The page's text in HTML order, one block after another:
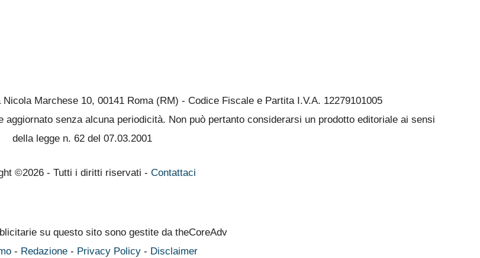
Marchese 10, 00141 Roma (RM) - Codice Fiscale e Partita I.V.A. 12279101005
senza alcuna periodicità. Non può pertanto considerarsi un prodotto editoriale ai sensi
della legge n. 62 del 07.03.2001
©2026 - Tutti i diritti riservati - Contattaci
su questo sito sono gestite da theCoreAdv
- Redazione - Privacy Policy - Disclaimer